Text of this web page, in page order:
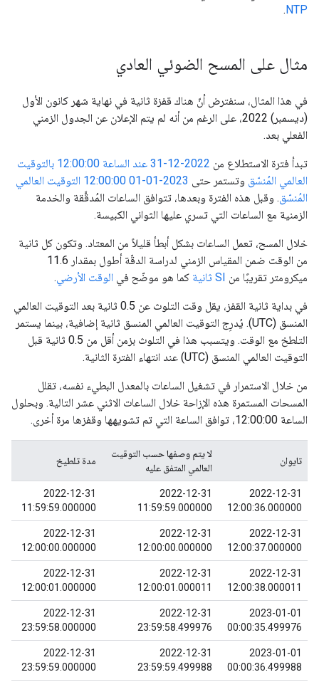
NTP
.
مثال على المسح الضوئي العادي
في هذا المثال، سنفترض أنّ هناك قفزة ثانية في نهاية شهر كانون الأول
(ديسمبر) 2022، على الرغم من أنه لم يتم الإعلان عن الجدول الزمني
الفعلي بعد.
تبدأ فترة الاستطلاع من
2022-12-31 عند الساعة 12:00:00 بالتوقيت
العالمي المُنسّق وتستمر حتى
2023-01-01 12:00:00 التوقيت العالمي
المُنسّق. وقبل هذه الفترة وبعدها، تتوافق الساعات المُدقَّقة والخدمة
الزمنية مع الساعات التي تسري عليها الثواني الكبيسة.
خلال المسح، تعمل الساعات بشكل أبطأ قليلاً من المعتاد. وتكون كل ثانية
من الوقت ضمن المقياس الزمني لدراسة الدقّة أطول بمقدار 11.6
ميكرومتر تقريبًا من SI ثانية كما هو موضّح في الوقت الأرضي.
في بداية ثانية القفز، يقل وقت التلوث عن 0.5 ثانية بعد التوقيت العالمي
المنسق (UTC). يُدرِج التوقيت العالمي المنسق ثانية إضافية، بينما يستمر
التلطخ مع الوقت. ويتسبب هذا في التلوث بزمن أقل من 0.5 ثانية قبل
التوقيت العالمي المنسق (UTC) عند انتهاء الفترة الثانية.
من خلال الاستمرار في تشغيل الساعات بالمعدل البطيء نفسه، تقلل
المسحات المستمرة هذه الإزاحة خلال الساعات الاثني عشر التالية. وبحلول
الساعة 12:00:00، توافق الساعة التي تم تشويهها وقفزها مرة أخرى.
تايوان
لا يتم وصفها حسب التوقيت
العالمي المتفق عليه
مدة تلطيخ
2022-12-31
12:00:36.000000
2022-12-31
11:59:59.000000
2022-12-31
11:59:59.000000
2022-12-31
12:00:37.000000
2022-12-31
12:00:00.000000
2022-12-31
12:00:00.000000
2022-12-31
12:00:38.000011
2022-12-31
12:00:01.000011
2022-12-31
12:00:01.000000
2023-01-01
00:00:35.499976
2022-12-31
23:59:58.499976
2022-12-31
23:59:58.000000
2023-01-01
00:00:36.499988
2022-12-31
23:59:59.499988
2022-12-31
23:59:59.000000